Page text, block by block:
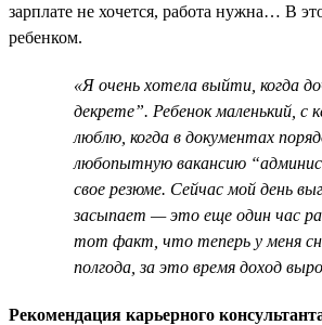
зарплате не хочется, работа нужна… В
ребенком.
«Я очень хотела выйти, когда
декрете”. Ребенок маленький,
люблю, когда в документах
любопытную вакансию
свое резюме. Сейчас мой день
засыпает — это еще один час
тот факт, что теперь у меня
полгода, за это время доход
Рекомендация карьерного